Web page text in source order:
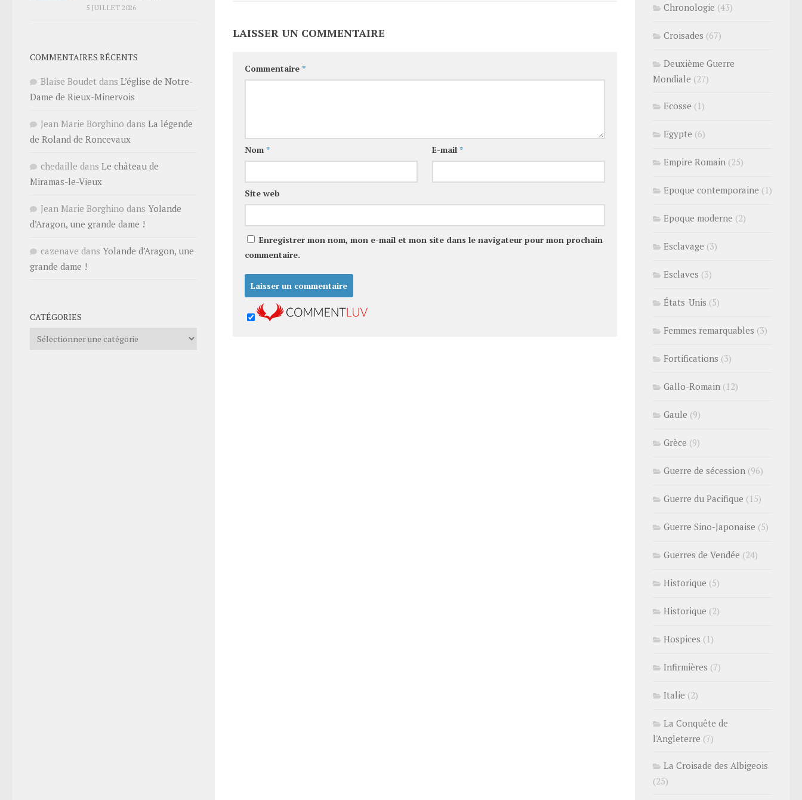
LAISSER UN COMMENTAIRE
Commentaire *
Nom * E-mail *
Site web
Enregistrer mon nom, mon e-mail et mon site dans le navigateur pour mon prochain
commentaire.
5 JUILLET 2026
COMMENTAIRES RÉCENTS
Blaise Boudet dans L’église de Notre-
Dame de Rieux-Minervois
Jean Marie Borghino dans La légende
de Roland de Roncevaux
chedaille dans Le château de
Miramas-le-Vieux
Jean Marie Borghino dans Yolande
d’Aragon, une grande dame !
cazenave dans Yolande d’Aragon, une
grande dame !
CATÉGORIES
Catégories
Chronologie (43)
Croisades (67)
Deuxième Guerre
Mondiale (27)
Ecosse (1)
Egypte (6)
Empire Romain (25)
Epoque contemporaine (1)
Epoque moderne (2)
Esclavage (3)
Esclaves (3)
États-Unis (5)
Femmes remarquables (3)
Fortifications (3)
Gallo-Romain (12)
Gaule (9)
Grèce (9)
Guerre de sécession (96)
Guerre du Pacifique (15)
Guerre Sino-Japonaise (5)
Guerres de Vendée (24)
Historique (5)
Historique (2)
Hospices (1)
Infirmières (7)
Italie (2)
La Conquête de
l'Angleterre (7)
La Croisade des Albigeois
(25)